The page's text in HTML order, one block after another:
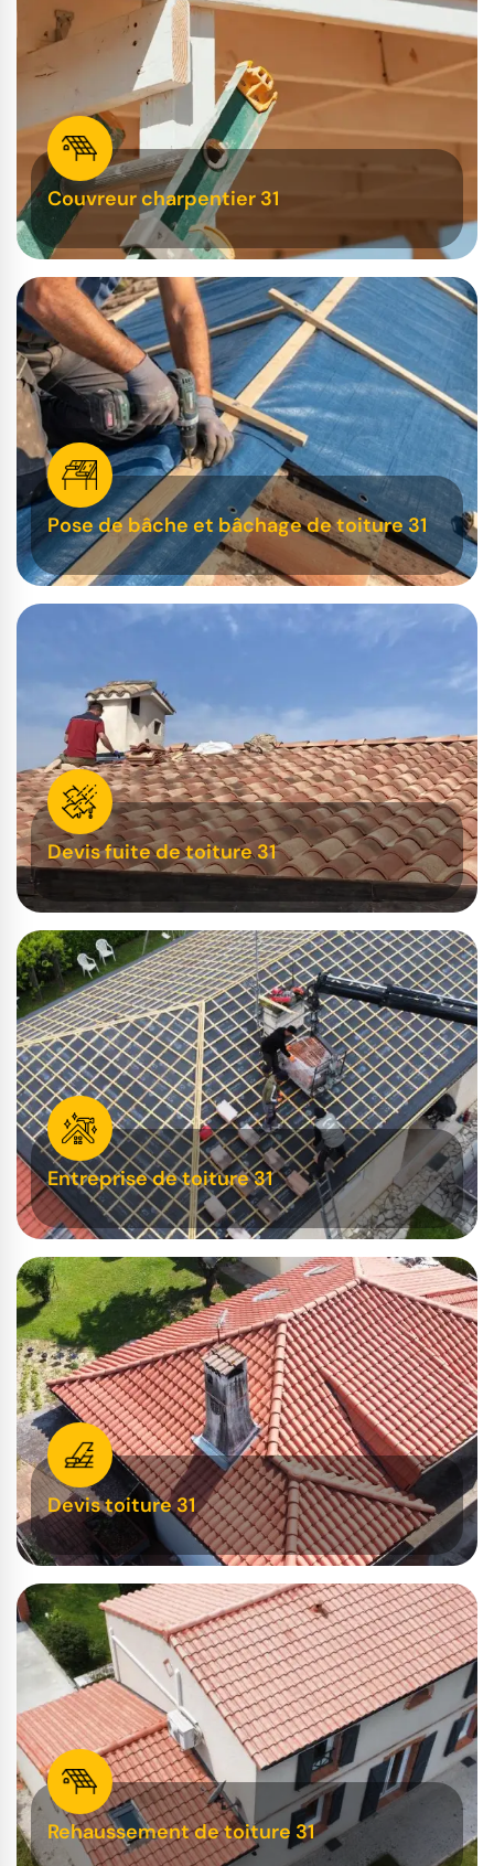
Couvreur charpentier 31
Pose de bâche et bâchage de toiture 31
Devis fuite de toiture 31
Entreprise de toiture 31
Devis toiture 31
Rehaussement de toiture 31